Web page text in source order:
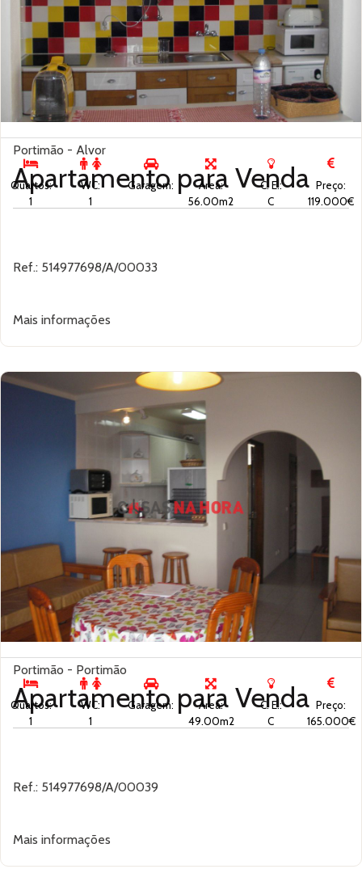
Portimão - Alvor
Apartamento paraVenda
Ref.: 514977698/A/00033
Mais informações
Quartos:
1
WC:
1
Garagem:
Área:
56.00m2
C. E.:
C
Preço:
119.000€
Portimão - Portimão
Apartamento paraVenda
Ref.: 514977698/A/00039
Mais informações
Quartos:
1
WC:
1
Garagem:
Área:
49.00m2
C. E.:
C
Preço:
165.000€